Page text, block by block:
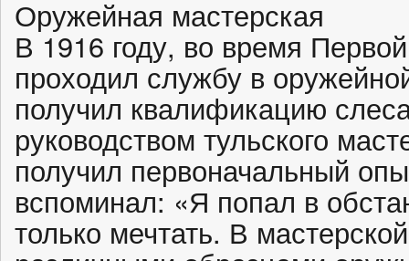
Оружейная мастерская
В 1916 году, во время
проходил службу в
получил квалификацию
руководством тульского
получил первоначальный
вспоминал: «Я попал в
только мечтать. В